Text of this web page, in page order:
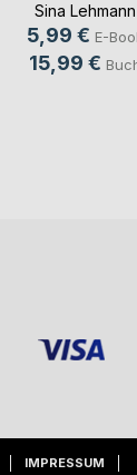
Sina Lehmann
5,99 € E-
15,99 €
IMPRESSUM